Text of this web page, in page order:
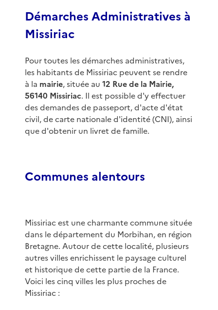
Démarches Administratives à
Missiriac
Pour toutes les démarches administratives,
les habitants de Missiriac peuvent se rendre
à la mairie, située au 12 Rue de la Mairie,
56140 Missiriac. Il est possible d'y effectuer
des demandes de passeport, d'acte d'état
civil, de carte nationale d'identité (CNI), ainsi
que d'obtenir un livret de famille.
Communes alentours
Missiriac est une charmante commune située
dans le département du Morbihan, en région
Bretagne. Autour de cette localité, plusieurs
autres villes enrichissent le paysage culturel
et historique de cette partie de la France.
Voici les cinq villes les plus proches de
Missiriac :